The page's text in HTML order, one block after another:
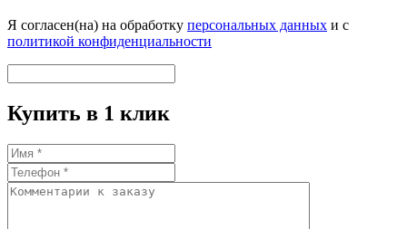
Я согласен(на) на обработку персональных данных и с
политикой конфиденциальности
Купить в 1 клик